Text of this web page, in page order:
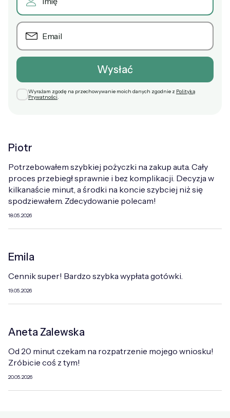
Wyrażam zgodę na przechowywanie moich danych zgodnie z Polityką
Prywatności.
Piotr
Potrzebowałem szybkiej pożyczki na zakup auta. Cały
proces przebiegł sprawnie i bez komplikacji. Decyzja w
kilkanaście minut, a środki na koncie szybciej niż się
spodziewałem. Zdecydowanie polecam!
18.05.2026
Emila
Cennik super! Bardzo szybka wypłata gotówki.
19.05.2026
Aneta Zalewska
Od 20 minut czekam na rozpatrzenie mojego wniosku!
Zróbicie coś z tym!
20.05.2026